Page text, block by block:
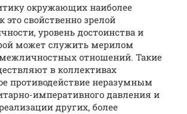
окружающих наиболее
это свойственно зрелой
уровень достоинства и
может служить мерилом
отношений. Такие
в коллективах
противодействие неразумным
императивного давления и
других, более